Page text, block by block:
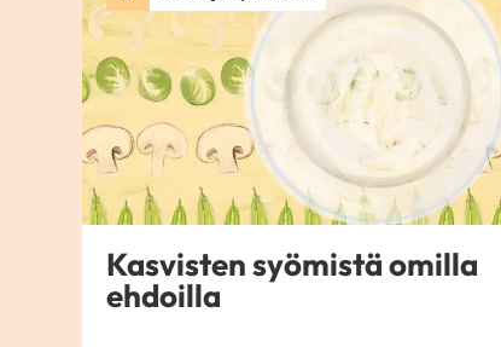
Kasvisten syömistä omilla
ehdoilla